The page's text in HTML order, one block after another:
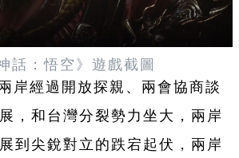
話：悟空》 遊 戲截圖
岸經過開放探親、兩會協商談
，和台灣分裂勢力坐大，兩岸
到尖銳對立的跌宕起伏，兩岸